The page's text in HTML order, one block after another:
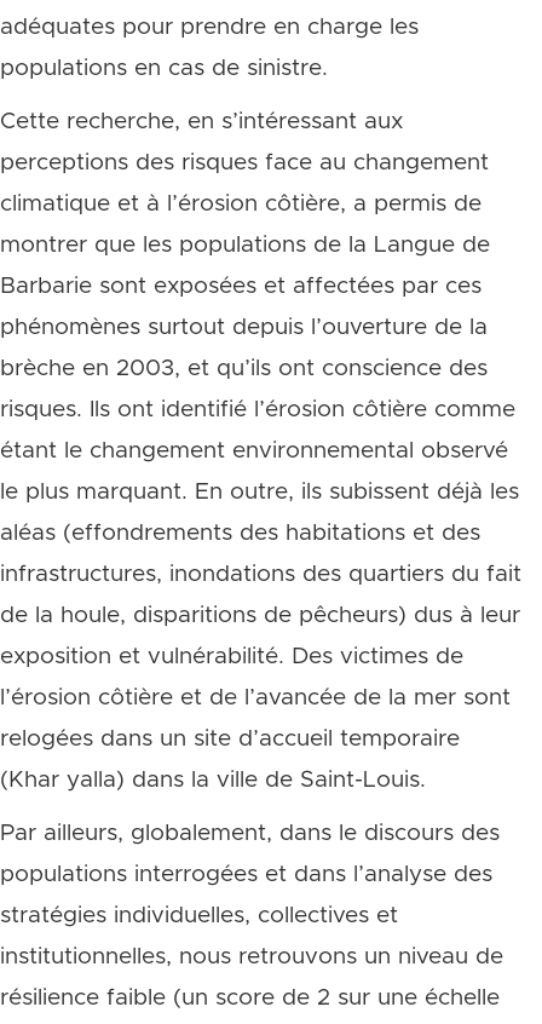
adéquates pour prendre en charge les
populations en cas de sinistre.
Cette recherche, en s’intéressant aux
perceptions des risques face au changement
climatique et à l’érosion côtière, a permis de
montrer que les populations de la Langue de
Barbarie sont exposées et affectées par ces
phénomènes surtout depuis l’ouverture de la
brèche en 2003, et qu’ils ont conscience des
risques. Ils ont identifié l’érosion côtière comme
étant le changement environnemental observé
le plus marquant. En outre, ils subissent déjà les
aléas (effondrements des habitations et des
infrastructures, inondations des quartiers du fait
de la houle, disparitions de pêcheurs) dus à leur
exposition et vulnérabilité. Des victimes de
l’érosion côtière et de l’avancée de la mer sont
relogées dans un site d’accueil temporaire
(Khar yalla) dans la ville de Saint-Louis.
Par ailleurs, globalement, dans le discours des
populations interrogées et dans l’analyse des
stratégies individuelles, collectives et
institutionnelles, nous retrouvons un niveau de
résilience faible (un score de 2 sur une échelle